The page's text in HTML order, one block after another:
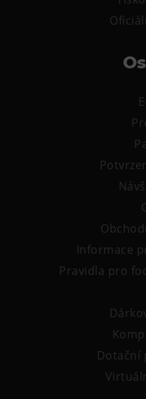
Narozeninové oslavy
Tematické dárkové
Pro školy
DOVýuky
Informace
Pravidla pro
Dotační